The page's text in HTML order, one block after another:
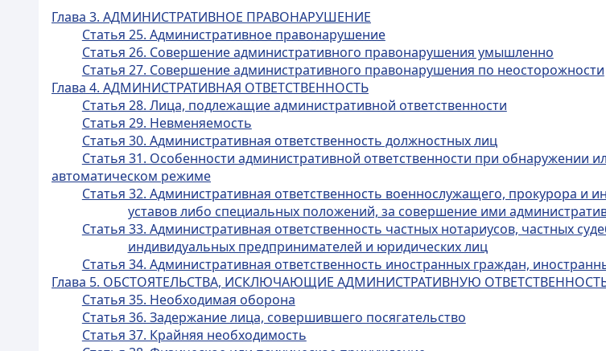
Глава 3. АДМИНИСТРАТИВНОЕ ПРАВОНАРУШЕНИЕ
Статья 25. Административное правонарушение
Статья 26. Совершение административного правонарушения умышленно
Статья 27. Совершение административного правонарушения по неосторожности
Глава 4. АДМИНИСТРАТИВНАЯ ОТВЕТСТВЕННОСТЬ
Статья 28. Лица, подлежащие административной ответственности
Статья 29. Невменяемость
Статья 30. Административная ответственность должностных лиц
Статья 31. Особенности административной ответственности при обнаружении
автоматическом режиме
Статья 32. Административная ответственность военнослужащего, прокурора и
уставов либо специальных положений, за совершение ими
Статья 33. Административная ответственность частных нотариусов, частных
индивидуальных предпринимателей и юридических лиц
Статья 34. Административная ответственность иностранных граждан,
Глава 5. ОБСТОЯТЕЛЬСТВА, ИСКЛЮЧАЮЩИЕ АДМИНИСТРАТИВНУЮ
Статья 35. Необходимая оборона
Статья 36. Задержание лица, совершившего посягательство
Статья 37. Крайняя необходимость